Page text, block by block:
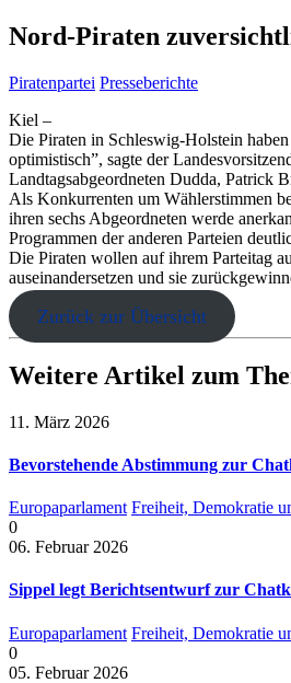
Nord-Piraten
Piratenpartei Presseberichte
Kiel –
Die Piraten in Schleswig-Holstein
optimistisch”, sagte der
Landtagsabgeordneten Dudda, Patrick
Als Konkurrenten um Wählerstimmen
ihren sechs Abgeordneten werde
Programmen der anderen Parteien
Die Piraten wollen auf ihrem Parteitag
auseinandersetzen und sie
Zurück zur Übersicht
Weitere Artikel zum
11. März 2026
Bevorstehende Abstimmung zur
Europaparlament Freiheit, Demokratie
0
06. Februar 2026
Sippel legt Berichtsentwurf zur
Europaparlament Freiheit, Demokratie
0
05. Februar 2026